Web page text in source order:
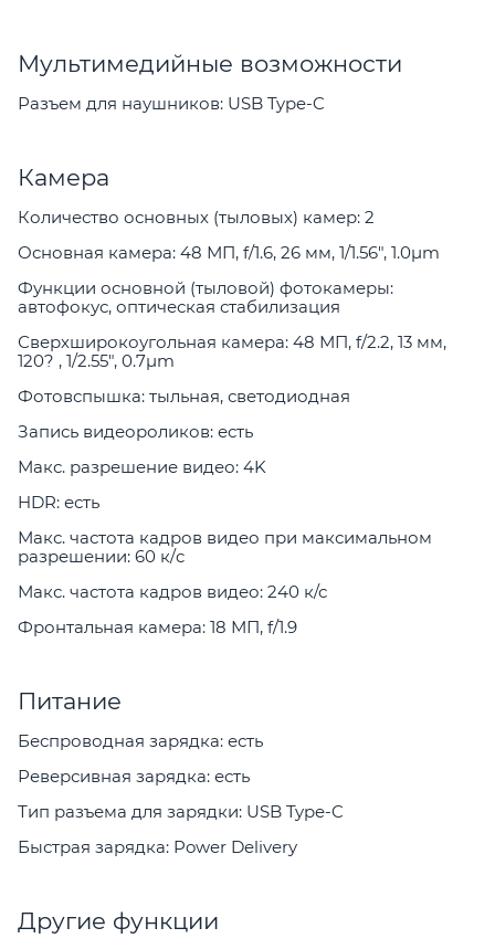
Мультимедийные возможности
Разъем для наушников: USB Type-C
Камера
Количество основных (тыловых) камер: 2
Основная камера: 48 МП, f/1.6, 26 мм, 1/1.56", 1.0µm
Функции основной (тыловой) фотокамеры:
автофокус, оптическая стабилизация
Сверхширокоугольная камера: 48 МП, f/2.2, 13 мм,
120? , 1/2.55", 0.7µm
Фотовспышка: тыльная, светодиодная
Запись видеороликов: есть
Макс. разрешение видео: 4K
HDR: есть
Макс. частота кадров видео при максимальном
разрешении: 60 к/c
Макс. частота кадров видео: 240 к/с
Фронтальная камера: 18 МП, f/1.9
Питание
Беспроводная зарядка: есть
Реверсивная зарядка: есть
Тип разъема для зарядки: USB Type-C
Быстрая зарядка: Power Delivery
Другие функции